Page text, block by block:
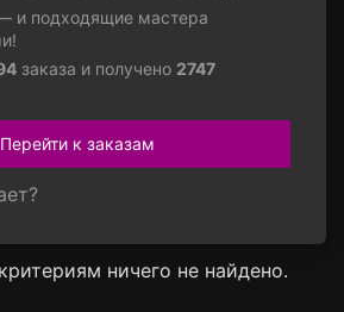
и подходящие мастера
заказа и получено 2747
Перейти к заказам
ничего не найдено.